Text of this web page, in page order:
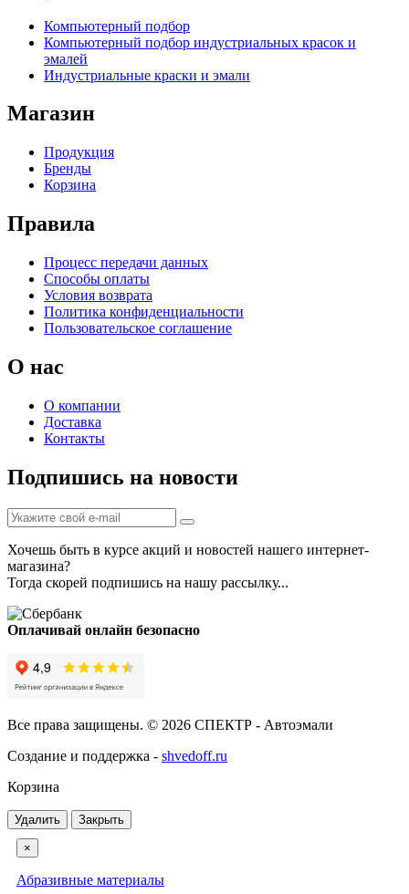
Компьютерный подбор
Компьютерный подбор индустриальных красок и
эмалей
Индустриальные краски и эмали
Магазин
Продукция
Бренды
Корзина
Правила
Процесс передачи данных
Способы оплаты
Условия возврата
Политика конфиденциальности
Пользовательское соглашение
О нас
О компании
Доставка
Контакты
Подпишись на новости
Хочешь быть в курсе акций и новостей нашего интернет-
магазина?
Тогда скорей подпишись на нашу рассылку...
Оплачивай онлайн безопасно
Все права защищены. © 2026 СПЕКТР - Автоэмали
Создание и поддержка - shvedoff.ru
Корзина
Удалить Закрыть
×
Абразивные материалы